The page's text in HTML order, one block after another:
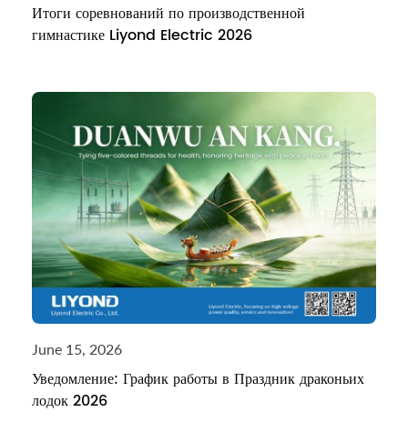
Итоги соревнований по производственной
гимнастике Liyond Electric 2026
June 15, 2026
Уведомление: График работы в Праздник драконьих
лодок 2026